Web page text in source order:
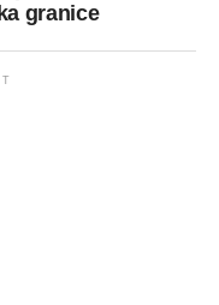
granice